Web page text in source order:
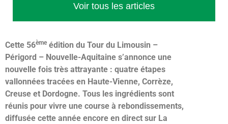
Voir tous les articles
Cette 56ème édition du Tour du Limousin –
Périgord – Nouvelle-Aquitaine s’annonce une
nouvelle fois très attrayante : quatre étapes
vallonnées tracées en Haute-Vienne, Corrèze,
Creuse et Dordogne. Tous les ingrédients sont
réunis pour vivre une course à rebondissements,
diffusée cette année encore en direct sur La